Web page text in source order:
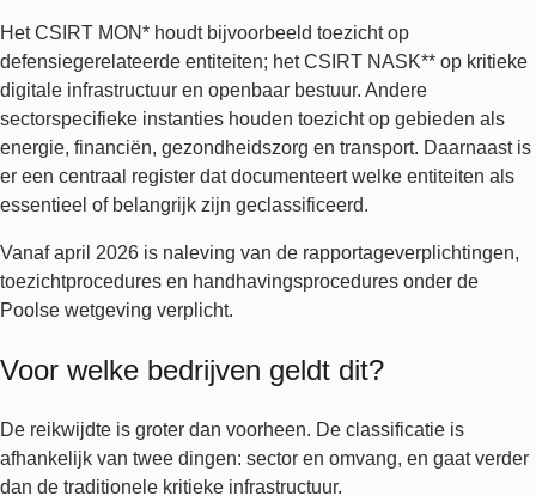
Het CSIRT MON* houdt bijvoorbeeld toezicht op
defensiegerelateerde entiteiten; het CSIRT NASK** op kritieke
digitale infrastructuur en openbaar bestuur. Andere
sectorspecifieke instanties houden toezicht op gebieden als
energie, financiën, gezondheidszorg en transport. Daarnaast is
er een centraal register dat documenteert welke entiteiten als
essentieel of belangrijk zijn geclassificeerd.
Vanaf april 2026 is naleving van de rapportageverplichtingen,
toezichtprocedures en handhavingsprocedures onder de
Poolse wetgeving verplicht.
Voor welke bedrijven geldt dit?
De reikwijdte is groter dan voorheen. De classificatie is
afhankelijk van twee dingen: sector en omvang, en gaat verder
dan de traditionele kritieke infrastructuur.